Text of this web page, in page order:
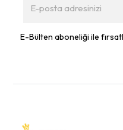
E-Bülten aboneliği ile